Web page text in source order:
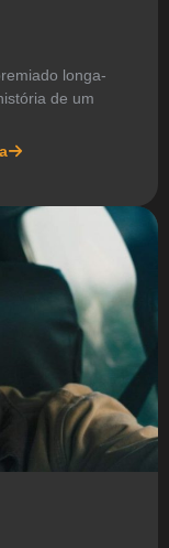
longa-
de um